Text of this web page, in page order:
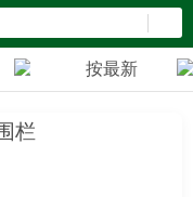
按最新
栏